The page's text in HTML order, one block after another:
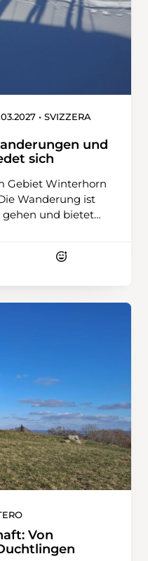
• SVIZZERA
und
sich
Gebiet Winterhorn
Wanderung ist
gehen und bietet
und Pizzo
verabschiedet sich
der Obwaldner
riesengrosses
Einsatz.
Von